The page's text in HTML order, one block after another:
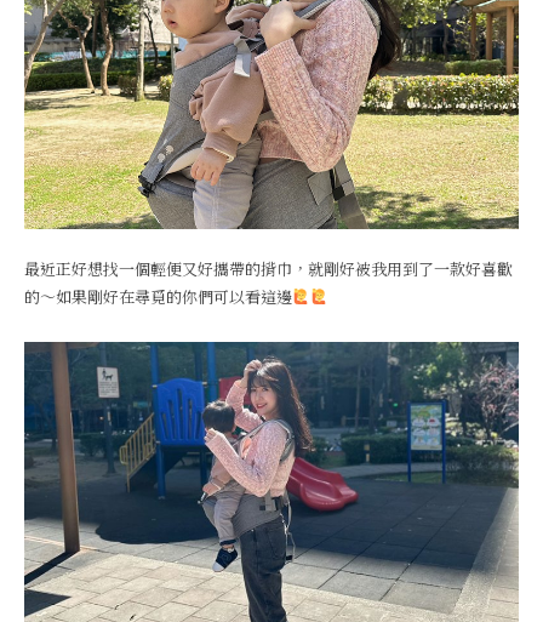
最近正好想找一個輕便又好攜帶的揹巾，就剛好被我用到了一款好喜歡
的～如果剛好在尋覓的你們可以看這邊